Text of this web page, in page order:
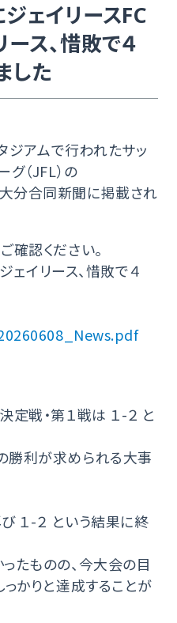
ェイリースFC
ス、惜敗で４
した
ジアムで行われたサッ
グ（JFL）の
分合同新聞に掲載され
認ください。
イリース、惜敗で４
戦・第１戦は １-２ と
勝利が求められる大事
１-２ という結果に終
たものの、今大会の目
っかりと達成することが